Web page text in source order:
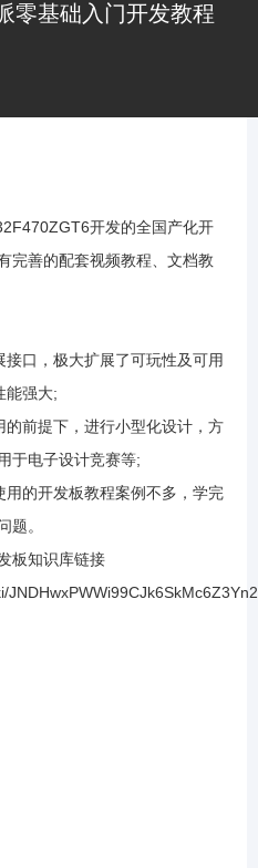
安装
定时器
信原理介绍
之配置
发送数据
举一反三
键原理介绍
断按键点灯
零基础入门开发教程
开发的全国产化开
完善的配套视频教程、文档教
口，极大扩展了可玩性及可用
能强大;
的前提下，进行小型化设计，方
于电子设计竞赛等;
用的开发板教程案例不多，学完
题。
板知识库链接